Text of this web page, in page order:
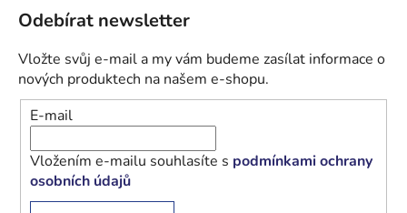
Odebírat newsletter
Vložte svůj e-mail a my vám budeme zasílat informace o
nových produktech na našem e-shopu.
E-mail
Vložením e-mailu souhlasíte s podmínkami ochrany
osobních údajů